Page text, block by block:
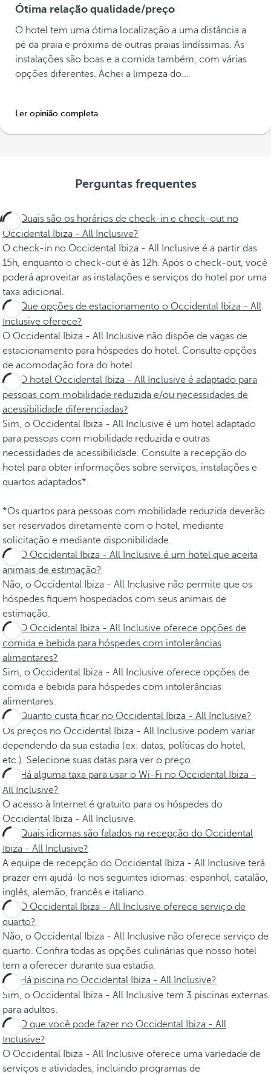
Ótima relação qualidade/preço
O hotel tem uma ótima localização a uma distância a
pé da praia e próxima de outras praias lindíssimas. As
instalações são boas e a comida também, com várias
opções diferentes. Achei a limpeza do...
Ler opinião completa
Perguntas frequentes
Quais são os horários de check-in e check-out no
Occidental Ibiza - All Inclusive?
O check-in no Occidental Ibiza - All Inclusive é a partir das
15h, enquanto o check-out é às 12h. Após o check-out, você
poderá aproveitar as instalações e serviços do hotel por uma
taxa adicional.
Que opções de estacionamento o Occidental Ibiza - All
Inclusive oferece?
O Occidental Ibiza - All Inclusive não dispõe de vagas de
estacionamento para hóspedes do hotel. Consulte opções
de acomodação fora do hotel.
O hotel Occidental Ibiza - All Inclusive é adaptado para
pessoas com mobilidade reduzida e/ou necessidades de
acessibilidade diferenciadas?
Sim, o Occidental Ibiza - All Inclusive é um hotel adaptado
para pessoas com mobilidade reduzida e outras
necessidades de acessibilidade. Consulte a recepção do
hotel para obter informações sobre serviços, instalações e
quartos adaptados*.
*Os quartos para pessoas com mobilidade reduzida deverão
ser reservados diretamente com o hotel, mediante
solicitação e mediante disponibilidade.
O Occidental Ibiza - All Inclusive é um hotel que aceita
animais de estimação?
Não, o Occidental Ibiza - All Inclusive não permite que os
hóspedes fiquem hospedados com seus animais de
estimação.
O Occidental Ibiza - All Inclusive oferece opções de
comida e bebida para hóspedes com intolerâncias
alimentares?
Sim, o Occidental Ibiza - All Inclusive oferece opções de
comida e bebida para hóspedes com intolerâncias
alimentares.
Quanto custa ficar no Occidental Ibiza - All Inclusive?
Os preços no Occidental Ibiza - All Inclusive podem variar
dependendo da sua estadia (ex: datas, políticas do hotel,
etc.). Selecione suas datas para ver o preço.
Há alguma taxa para usar o Wi-Fi no Occidental Ibiza -
All Inclusive?
O acesso à Internet é gratuito para os hóspedes do
Occidental Ibiza - All Inclusive.
Quais idiomas são falados na recepção do Occidental
Ibiza - All Inclusive?
A equipe de recepção do Occidental Ibiza - All Inclusive terá
prazer em ajudá-lo nos seguintes idiomas: espanhol, catalão,
inglês, alemão, francês e italiano.
O Occidental Ibiza - All Inclusive oferece serviço de
quarto?
Não, o Occidental Ibiza - All Inclusive não oferece serviço de
quarto. Confira todas as opções culinárias que nosso hotel
tem a oferecer durante sua estadia.
Há piscina no Occidental Ibiza - All Inclusive?
Sim, o Occidental Ibiza - All Inclusive tem 3 piscinas externas
para adultos.
O que você pode fazer no Occidental Ibiza - All
Inclusive?
O Occidental Ibiza - All Inclusive oferece uma variedade de
serviços e atividades, incluindo programas de